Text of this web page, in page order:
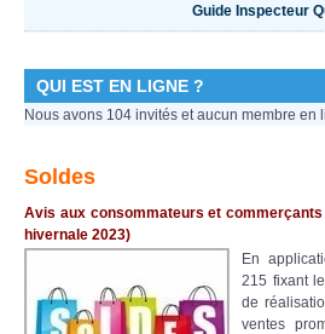
Guide Inspecteur
QUI EST EN LIGNE ?
Nous avons 104 invités et aucun membre en
Soldes
Avis aux consommateurs et
hivernale 2023)
En
215 fixant
de
ventes